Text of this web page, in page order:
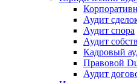
Аудит
Аудит спора
Аудит
Кадровый
Правовой
Аудит